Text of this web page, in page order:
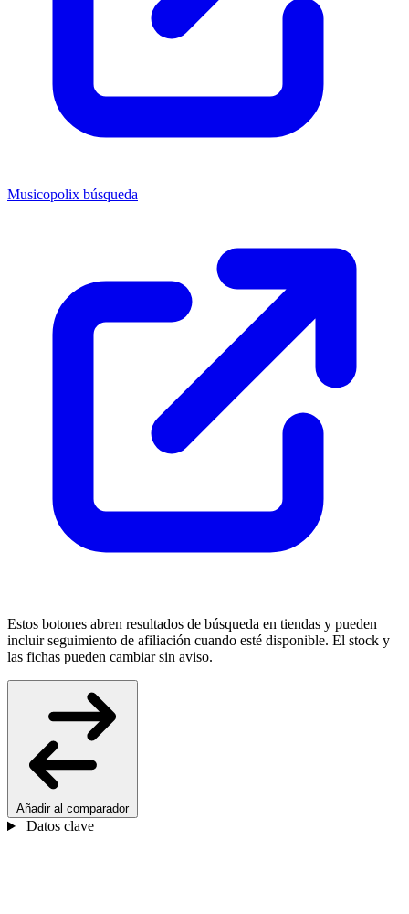
Musicopolix búsqueda
Estos botones abren resultados de búsqueda en tiendas y pueden
incluir seguimiento de afiliación cuando esté disponible. El stock y
las fichas pueden cambiar sin aviso.
Añadir al comparador
Datos clave